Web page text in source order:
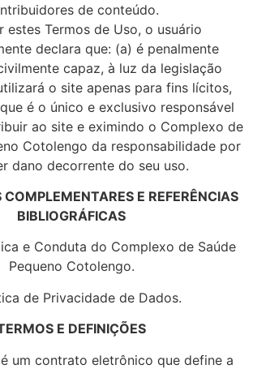
de conteúdo.
estes Termos de Uso, o usuário
declara que: (a) é penalmente
capaz, à luz da legislação
o site apenas para fins lícitos,
é o único e exclusivo responsável
ao site e eximindo o Complexo de
Cotolengo da responsabilidade por
dano decorrente do seu uso.
E REFERÊNCIAS
BIBLIOGRÁFICAS
e Conduta do Complexo de Saúde
Pequeno Cotolengo.
de Privacidade de Dados.
E DEFINIÇÕES
um contrato eletrônico que define a